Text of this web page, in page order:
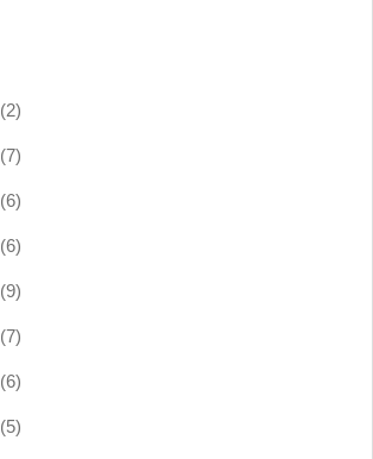
(2)
(7)
(6)
(6)
(9)
(7)
(6)
(5)